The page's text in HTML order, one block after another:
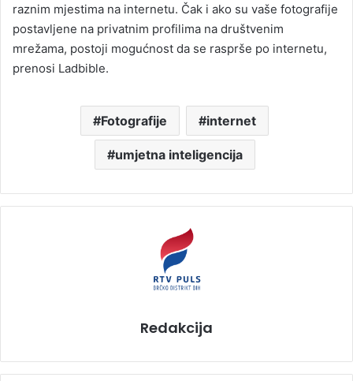
raznim mjestima na internetu. Čak i ako su vaše fotografije
postavljene na privatnim profilima na društvenim
mrežama, postoji mogućnost da se rasprše po internetu,
prenosi Ladbible.
Fotografije internet
umjetna inteligencija
Redakcija